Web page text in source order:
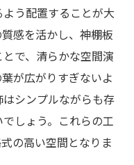
う配置することが大
感を活かし、神棚板
で、清らかな空間演
が広がりすぎないよ
シンプルながらも存
しょう。これらの工
の高い空間となりま